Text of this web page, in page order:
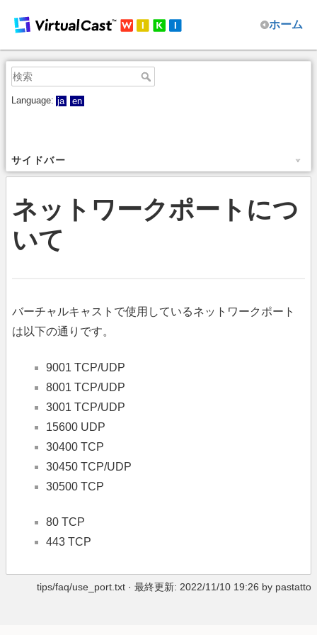
ホーム
Language: ja en
サイドバー
ネットワークポートにつ
いて
バーチャルキャストで使用しているネットワークポート
は以下の通りです。
9001 TCP/UDP
8001 TCP/UDP
3001 TCP/UDP
15600 UDP
30400 TCP
30450 TCP/UDP
30500 TCP
80 TCP
443 TCP
tips/faq/use_port.txt · 最終更新: 2022/11/10 19:26 by pastatto